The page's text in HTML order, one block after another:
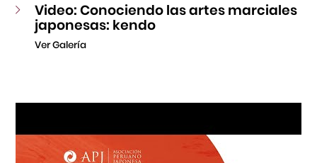
Video: Conociendo las artes marciales
japonesas: kendo
Ver Galería